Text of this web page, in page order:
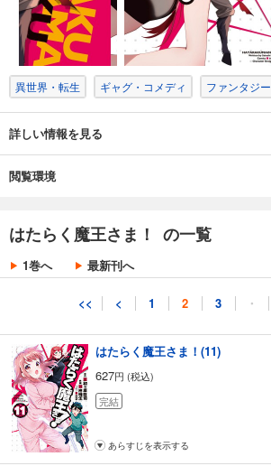
異世界・転生 ギャグ・コメディ ファンタジー
詳しい情報を見る
閲覧環境
はたらく魔王さま！ の一覧
1巻へ 最新刊へ
<< < 1 2 3 ・
完結
あらすじを表示する
はたらく魔王さま！(9)
627円 (税込)
完結
627円 (税込)
完結
はたらく魔王さま！(11)
627円 (税込)
完結
あらすじを表示する